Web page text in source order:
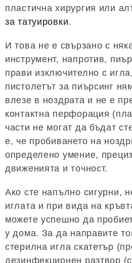
пластична хирургия или
за татуировки.
И това не е свързано с
инструмент, напротив,
прави изключително с
пистолетът за пиърсинг
влезе в ноздрата и не е
контактна перфорация
части не могат да бъдат
е, че пробиването на
определено умение,
движенията и точност.
Ако сте напълно сигурни,
иглата и при вида на
можете успешно да
у дома. За да направите
стерилна игла скатетър
дезинфекционен разтвор